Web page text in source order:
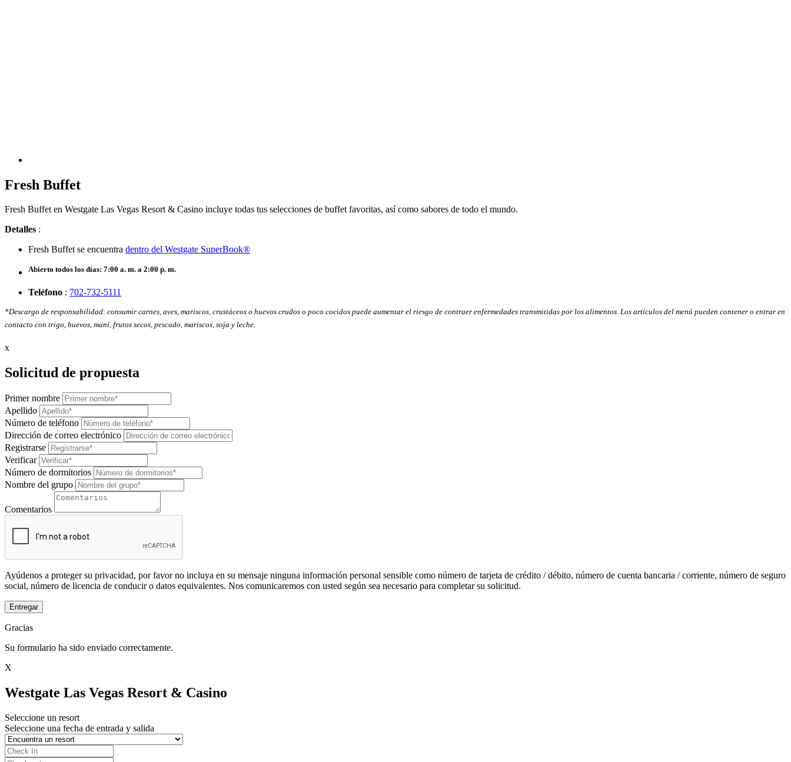
Fresh Buffet
Fresh Buffet en Westgate Las Vegas Resort & Casino incluye todas tus selecciones de buffet favoritas, así como sabores de todo el mundo.
Detalles :
Fresh Buffet se encuentra dentro del Westgate SuperBook®
Abierto todos los días: 7:00 a. m. a 2:00 p. m.
Teléfono : 702-732-5111
*Descargo de responsabilidad: consumir carnes, aves, mariscos, crustáceos o huevos crudos o poco cocidos puede aumentar el riesgo de contraer enfermedades transmitidas por los alimentos. Los artículos del menú pueden contener o entrar en
contacto con trigo, huevos, maní, frutos secos, pescado, mariscos, soja y leche.
x
Solicitud de propuesta
Primer nombre
Apellido
Número de teléfono
Dirección de correo electrónico
Registrarse
Verificar
Número de dormitorios
Nombre del grupo
Comentarios
Ayúdenos a proteger su privacidad, por favor no incluya en su mensaje ninguna información personal sensible como número de tarjeta de crédito / débito, número de cuenta bancaria / corriente, número de seguro
social, número de licencia de conducir o datos equivalentes. Nos comunicaremos con usted según sea necesario para completar su solicitud.
Entregar
Gracias
Su formulario ha sido enviado correctamente.
X
Westgate Las Vegas Resort & Casino
Seleccione un resort
Seleccione una fecha de entrada y salida